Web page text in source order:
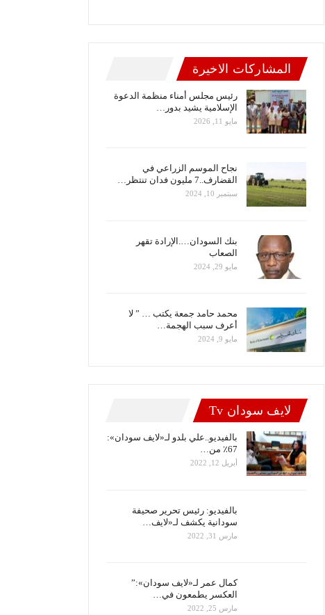
المشاركات الاخيرة
رئيس مجلس أمناء منظمة الدعوة
الإسلامية يشيد بدور…
مايو 11, 2026
نجاح الموسم الزراعي في
القضارف..7 مليون فدان تنتظر…
سبتمبر 10, 2024
بنك السودان….الإرادة تقهر
الصعاب
مايو 29, 2024
محمد حامد جمعة يكتب … ” لا
أعرف سبب الهجمة…
مايو 9, 2024
لايف سودان Tv
بالفيديو..علي بلدو لـ«لايف سودان»:
67٪ من…
أبريل 12, 2022
بالفيديو: رئيس تحرير صحيفة
سودانية يكشف لـ«لايف…
مارس 31, 2022
كمال عمر لـ«لايف سودان»:”
العكسر يطمعون في…
مارس 25, 2022